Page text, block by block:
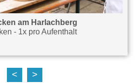
am Harlachberg
- 1x pro Aufenthalt
< >